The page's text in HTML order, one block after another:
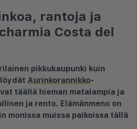
rantoja ja
Costa del
pikkukaupunki kuin
Aurinkorannikko-
täällä hieman matalampia ja
ja rento. Elämänmeno on
monissa muissa paikoissa tällä